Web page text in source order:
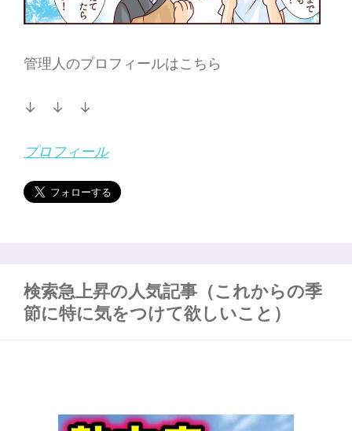
管理人のプロフィールはこちら
↓ ↓ ↓
プロフィール
検索急上昇の人気記事（これからの季
節に特に気をつけて欲しいこと）